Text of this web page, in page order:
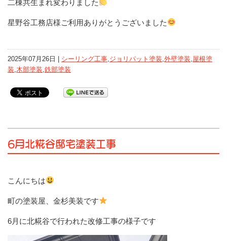
二棟共生まれ変わりました
星野谷工務店様ご利用ありがとうございました
2025年07月26日 | シーリング工事 ジョリパット塗装 外壁塗装 屋根塗
装 木部塗装 鉄部塗装
6月北糀谷邸宅塗装工事
こんにちは
町の塗装屋、金杉美装です
6月に北糀谷で行われた改修工事の様子です